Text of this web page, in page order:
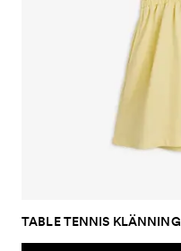
TABLE TENNIS KLÄNNING